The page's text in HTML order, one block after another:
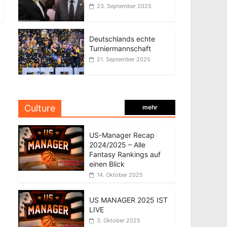
23. September 2025
Deutschlands echte
Turniermannschaft
21. September 2025
Culture mehr
US-Manager Recap
2024/2025 – Alle
Fantasy Rankings auf
einen Blick
14. Oktober 2025
US MANAGER 2025 IST
LIVE
3. Oktober 2025